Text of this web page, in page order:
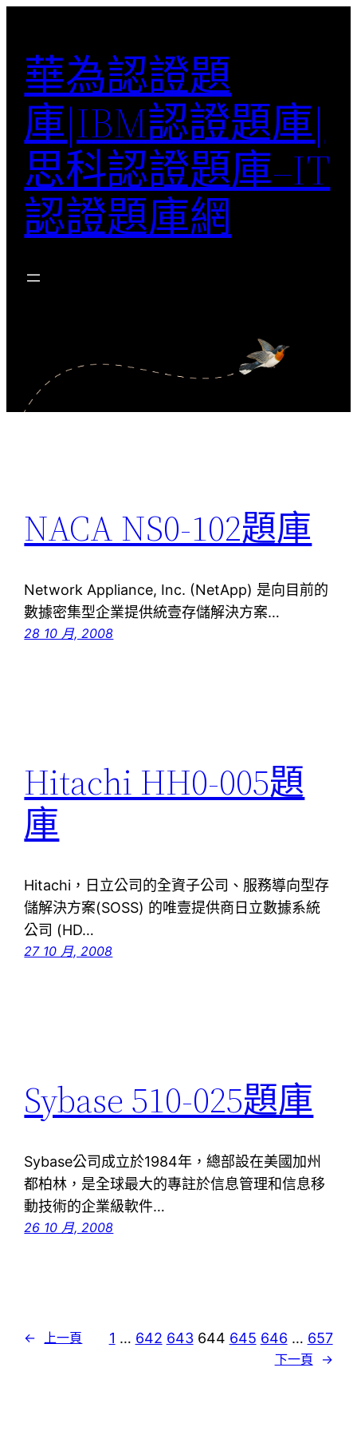
華為認證題
庫|IBM認證題庫|
思科認證題庫–IT
認證題庫網
NACA NS0-102題庫
Network Appliance, Inc. (NetApp) 是向目前的
數據密集型企業提供統壹存儲解決方案…
28 10 月, 2008
Hitachi HH0-005題
庫
Hitachi，日立公司的全資子公司、服務導向型存
儲解決方案(SOSS) 的唯壹提供商日立數據系統
公司 (HD…
27 10 月, 2008
Sybase 510-025題庫
Sybase公司成立於1984年，總部設在美國加州
都柏林，是全球最大的專註於信息管理和信息移
動技術的企業級軟件…
26 10 月, 2008
← 上一頁 1 … 642 643 644 645 646 … 657
下一頁 →